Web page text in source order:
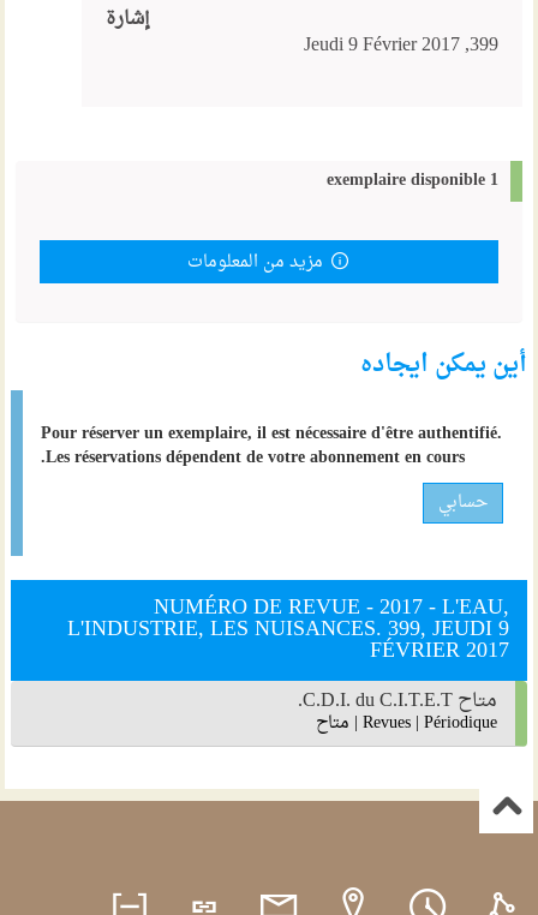
إشارة
399, Jeudi 9 Février 2017
1 exemplaire disponible
مزيد من المعلومات
أين يمكن ايجاده
Pour réserver un exemplaire, il est nécessaire d'être authentifié.
Les réservations dépendent de votre abonnement en cours.
حسابي
NUMÉRO DE REVUE - 2017 - L'EAU,
L'INDUSTRIE, LES NUISANCES. 399, JEUDI 9
FÉVRIER 2017
متاح C.D.I. du C.I.T.E.T.
Revues|Périodique
| متاح